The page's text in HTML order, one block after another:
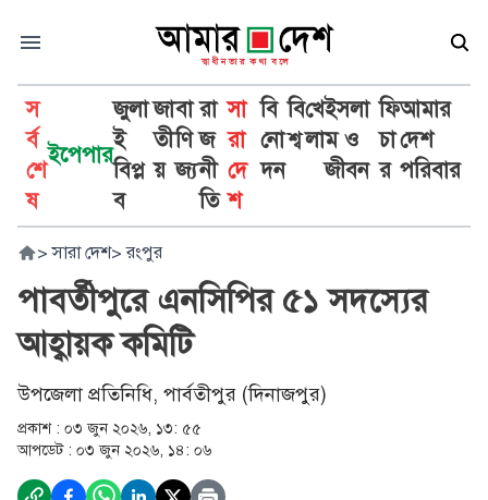
স
র্ব
শে
ষ
ইপেপার
জুলা
ই
বিপ্ল
ব
জা
তী
য়
বা
ণি
জ্য
রা
জ
নী
তি
সা
রা
দে
শ
বি
নো
দন
বি
শ্ব
খে
লা
ইসলা
ম ও
জীবন
ফি
চা
র
আমার
দেশ
পরিবার
> সারা দেশ> রংপুর
পাবর্তীপুরে এনসিপির ৫১ সদস্যের
আহ্বায়ক কমিটি
উপজেলা প্রতিনিধি, পার্বতীপুর (দিনাজপুর)
প্রকাশ : ০৩ জুন ২০২৬, ১৩: ৫৫
আপডেট : ০৩ জুন ২০২৬, ১৪: ০৬